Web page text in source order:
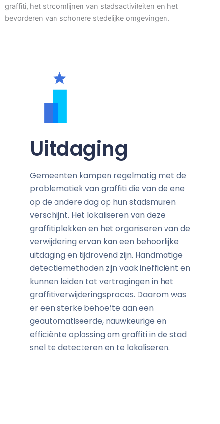
graffiti, het stroomlijnen van stadsactiviteiten en het
bevorderen van schonere stedelijke omgevingen.
Uitdaging
Gemeenten kampen regelmatig met de
problematiek van graffiti die van de ene
op de andere dag op hun stadsmuren
verschijnt. Het lokaliseren van deze
graffitiplekken en het organiseren van de
verwijdering ervan kan een behoorlijke
uitdaging en tijdrovend zijn. Handmatige
detectiemethoden zijn vaak inefficiënt en
kunnen leiden tot vertragingen in het
graffitiverwijderingsproces. Daarom was
er een sterke behoefte aan een
geautomatiseerde, nauwkeurige en
efficiënte oplossing om graffiti in de stad
snel te detecteren en te lokaliseren.